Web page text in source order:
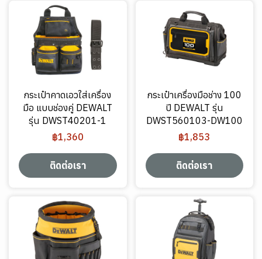
กระเป๋าคาดเอวใส่เครื่อง
มือ แบบช่องคู่ DEWALT
รุ่น DWST40201-1
฿1,360
ติดต่อเรา
กระเป๋าเครื่องมือช่าง 100
ปี DEWALT รุ่น
DWST560103-DW100
฿1,853
ติดต่อเรา